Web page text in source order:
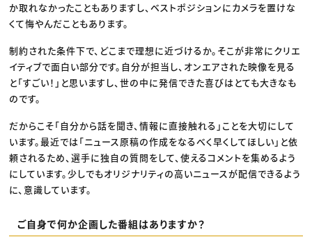
か取れなかったこともありますし、ベストポジションにカメラを置けな
くて悔やんだこともあります。
制約された条件下で、どこまで理想に近づけるか。そこが非常にクリエ
イティブで面白い部分です。自分が担当し、オンエアされた映像を見る
と「すごい！」と思いますし、世の中に発信できた喜びはとても大きなも
のです。
だからこそ「自分から話を聞き、情報に直接触れる」ことを大切にして
います。最近では「ニュース原稿の作成をなるべく早くしてほしい」と依
頼されるため、選手に独自の質問をして、使えるコメントを集めるよう
にしています。少しでもオリジナリティの高いニュースが配信できるよう
に、意識しています。
ご自身で何か企画した番組はありますか？